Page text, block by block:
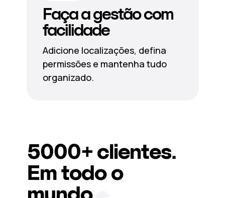
Faça a gestão com
facilidade
Adicione localizações, defina
permissões e mantenha tudo
organizado.
5000+ clientes.
Em todo o